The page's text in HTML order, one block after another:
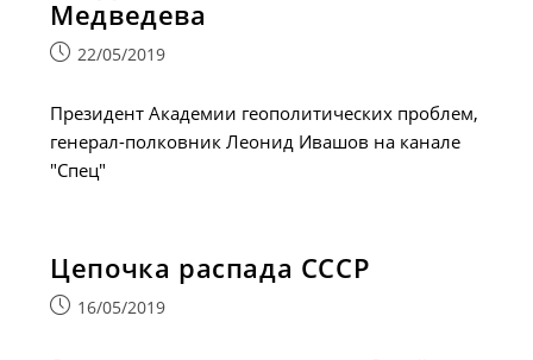
Медведева
Запись22/05/2019
Президент Академии геополитических проблем,
генерал-полковник Леонид Ивашов на канале
"Спец"
Цепочка распада СССР
Запись16/05/2019